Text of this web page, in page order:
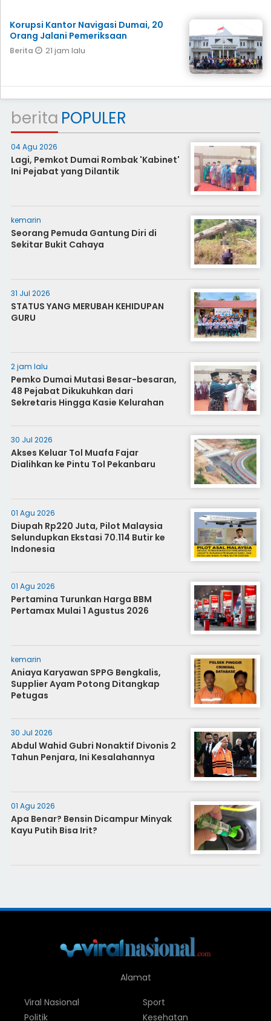
Korupsi Kantor Navigasi Dumai, 20
Orang Jalani Pemeriksaan
Berita 21 jam lalu
berita POPULER
04 Agu 2026
Lagi, Pemkot Dumai Rombak 'Kabinet'
Ini Pejabat yang Dilantik
kemarin
Seorang Pemuda Gantung Diri di
Sekitar Bukit Cahaya
31 Jul 2026
STATUS YANG MERUBAH KEHIDUPAN
GURU
2 jam lalu
Pemko Dumai Mutasi Besar-besaran,
48 Pejabat Dikukuhkan dari
Sekretaris Hingga Kasie Kelurahan
30 Jul 2026
Akses Keluar Tol Muafa Fajar
Dialihkan ke Pintu Tol Pekanbaru
01 Agu 2026
Diupah Rp220 Juta, Pilot Malaysia
Selundupkan Ekstasi 70.114 Butir ke
Indonesia
01 Agu 2026
Pertamina Turunkan Harga BBM
Pertamax Mulai 1 Agustus 2026
kemarin
Aniaya Karyawan SPPG Bengkalis,
Supplier Ayam Potong Ditangkap
Petugas
30 Jul 2026
Abdul Wahid Gubri Nonaktif Divonis 2
Tahun Penjara, Ini Kesalahannya
01 Agu 2026
Apa Benar? Bensin Dicampur Minyak
Kayu Putih Bisa Irit?
Alamat
Viral Nasional
Politik
Sport
Kesehatan